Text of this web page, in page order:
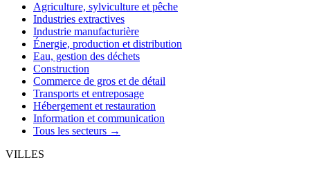
Agriculture, sylviculture et pêche
Industries extractives
Industrie manufacturière
Énergie, production et distribution
Eau, gestion des déchets
Construction
Commerce de gros et de détail
Transports et entreposage
Hébergement et restauration
Information et communication
Tous les secteurs →
VILLES